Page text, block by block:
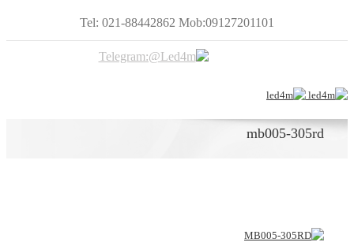
Tel: 021-88442862 Mob:09127201101
mb005-305rd